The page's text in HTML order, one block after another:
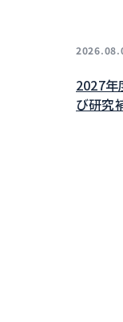
2027年
び研究